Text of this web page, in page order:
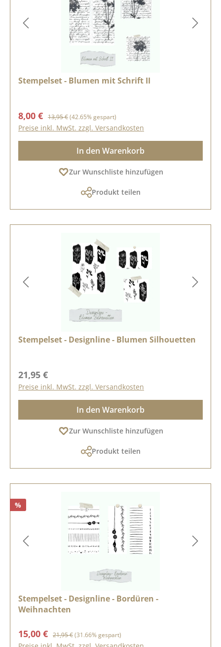
Stempelset - Blumen mit Schrift II
Verkaufspreis:
8,00 € Regulärer Preis:
13,95 €(42.65% gespart)
Preise inkl. MwSt. zzgl. Versandkosten
In den Warenkorb
Zur Wunschliste hinzufügen
Produkt teilen
Stempelset - Designline - Blumen Silhouetten
Regulärer Preis:
21,95 €
Preise inkl. MwSt. zzgl. Versandkosten
In den Warenkorb
Zur Wunschliste hinzufügen
Produkt teilen
%
Stempelset - Designline - Bordüren -
Weihnachten
Verkaufspreis:
15,00 € Regulärer Preis:
21,95 €(31.66% gespart)